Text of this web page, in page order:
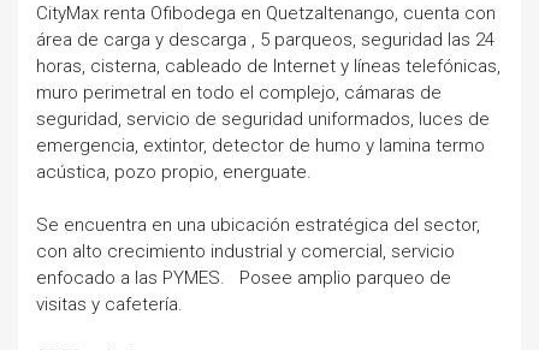
CityMax renta Ofibodega en Quetzaltenango, cuenta con
área de carga y descarga , 5 parqueos, seguridad las 24
horas, cisterna, cableado de Internet y líneas telefónicas,
muro perimetral en todo el complejo, cámaras de
seguridad, servicio de seguridad uniformados, luces de
emergencia, extintor, detector de humo y lamina termo
acústica, pozo propio, energuate.
Se encuentra en una ubicación estratégica del sector,
con alto crecimiento industrial y comercial, servicio
enfocado a las PYMES. Posee amplio parqueo de
visitas y cafetería.